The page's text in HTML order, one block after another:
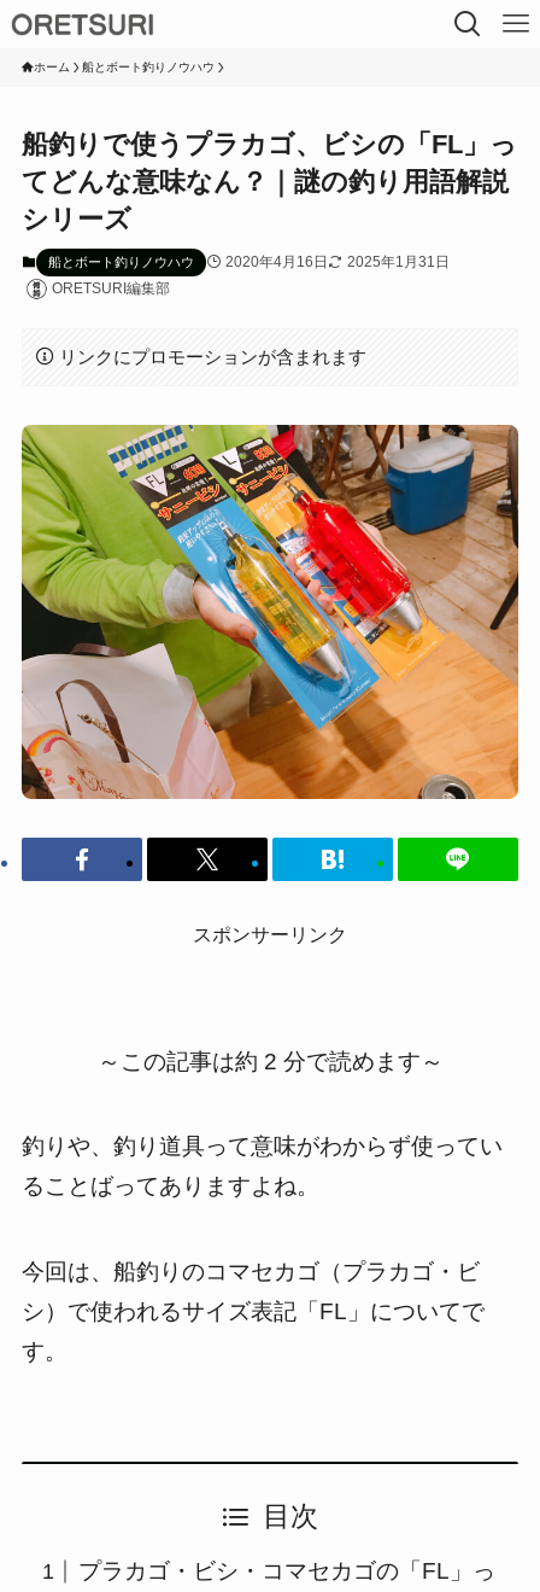
ホーム 船とボート釣りノウハウ
船釣りで使うプラカゴ、ビシの「FL」っ
てどんな意味なん？｜謎の釣り用語解説
シリーズ
船とボート釣りノウハウ 2020年4月16日
2025年1月31日
ORETSURI編集部
リンクにプロモーションが含まれます
スポンサーリンク
～この記事は約 2 分で読めます～
釣りや、釣り道具って意味がわからず使ってい
ることばってありますよね。
今回は、船釣りのコマセカゴ（プラカゴ・ビ
シ）で使われるサイズ表記「FL」についてで
す。
目次
プラカゴ・ビシ・コマセカゴの「FL」っ